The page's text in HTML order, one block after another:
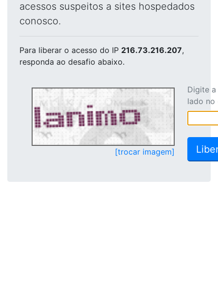
acessos suspeitos a sites hospedados
conosco.
Para liberar o acesso do IP 216.73.216.207,
responda ao desafio abaixo.
[trocar imagem]
Digite
lado no